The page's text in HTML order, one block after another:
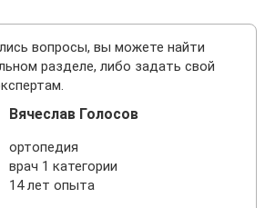
вопросы, вы можете найти
разделе, либо задать свой
Вячеслав Голосов
ортопедия
врач 1 категории
14 лет опыта